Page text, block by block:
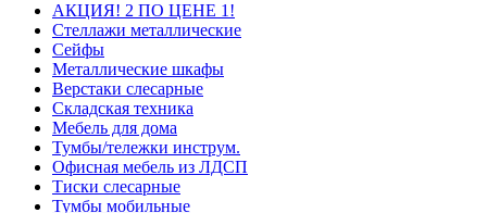
АКЦИЯ! 2 ПО ЦЕНЕ 1!
Стеллажи металлические
Сейфы
Металлические шкафы
Верстаки слесарные
Складская техника
Мебель для дома
Тумбы/тележки инструм.
Офисная мебель из ЛДСП
Тиски слесарные
Тумбы мобильные